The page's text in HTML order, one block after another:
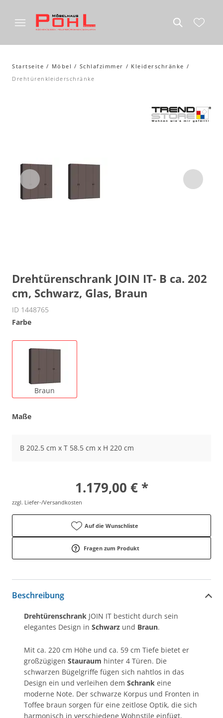
Startseite Möbel Schlafzimmer
Kleiderschränke
Drehtürenkleiderschränke
Drehtürenschrank JOIN IT- B ca. 202
cm, Schwarz, Glas, Braun
ID 1448765
Farbe
Braun
Maße
B 202.5 cm x T 58.5 cm x H 220 cm
1.179,00 € *
zzgl. Liefer-/Versandkosten
Auf die Wunschliste
Fragen zum Produkt
Beschreibung
Drehtürenschrank JOIN IT besticht durch sein
elegantes Design in Schwarz und Braun.
Mit ca. 220 cm Höhe und ca. 59 cm Tiefe bietet er
großzügigen Stauraum hinter 4 Türen. Die
schwarzen Bügelgriffe fügen sich nahtlos in das
Design ein und verleihen dem Schrank eine
moderne Note. Der schwarze Korpus und Fronten in
Toffee braun sorgen für eine zeitlose Optik, die sich
harmonisch in verschiedene Wohnstile einfügt.